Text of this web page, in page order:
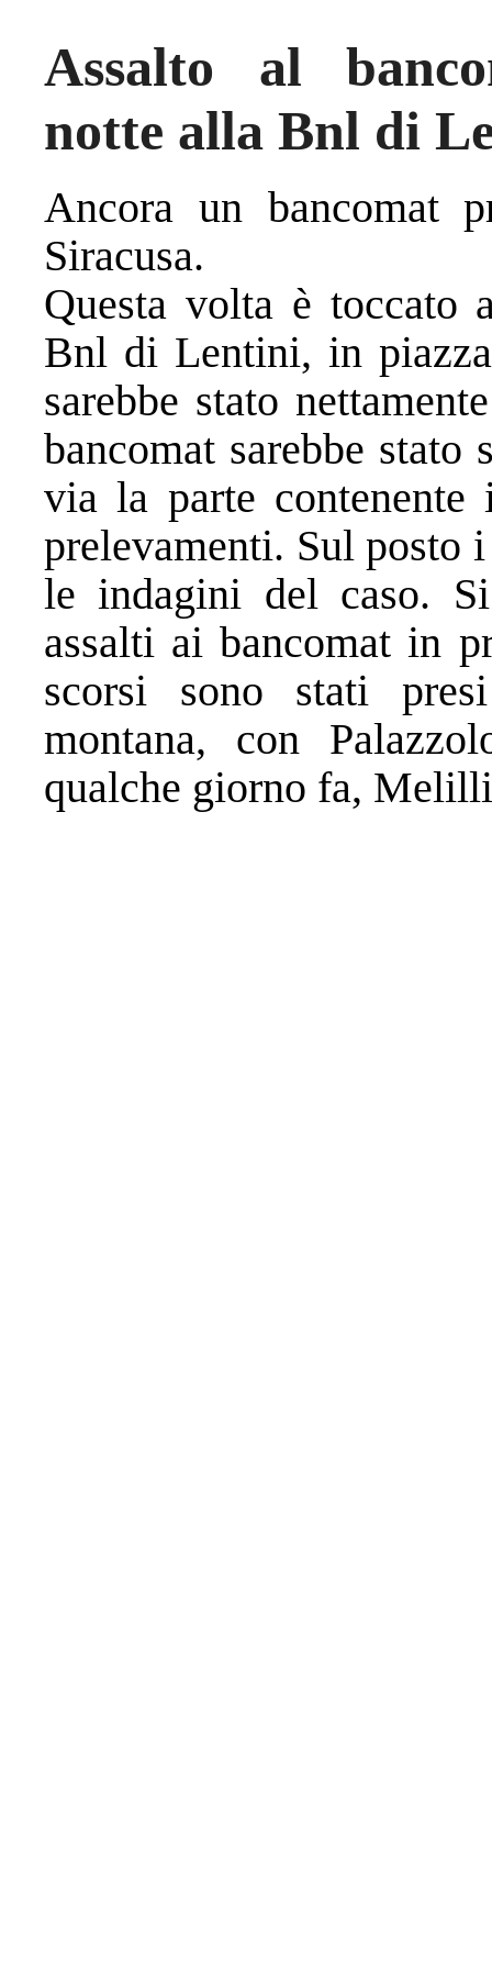
Assalto al
notte alla Bnl di
Ancora un bancomat
Siracusa.
Questa volta è toccato
Bnl di Lentini, in
sarebbe stato
bancomat sarebbe
via la parte
prelevamenti. Sul posto
le indagini del caso.
assalti ai bancomat in
scorsi sono stati
montana, con
qualche giorno fa,